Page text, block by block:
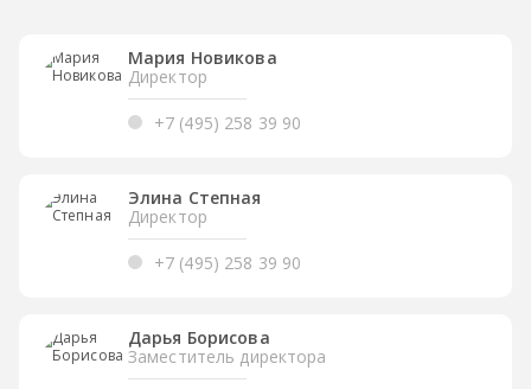
Мария Новикова
Директор
+7 (495) 258 39 90
Элина Степная
Директор
+7 (495) 258 39 90
Дарья Борисова
Заместитель директора